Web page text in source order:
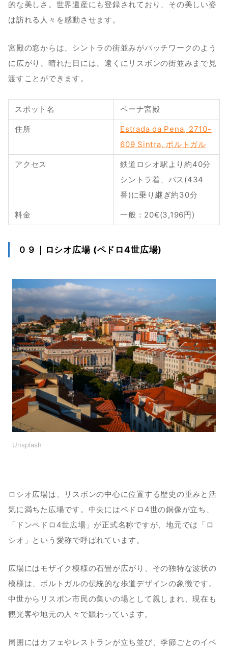
的な美しさ。世界遺産にも登録されており、その美しい姿
は訪れる人々を感動させます。
宮殿の窓からは、シントラの街並みがパッチワークのよう
に広がり、晴れた日には、遠くにリスボンの街並みまで見
渡すことができます。
スポット名 ペーナ宮殿
住所
Estrada da Pena, 2710-
609 Sintra, ポルトガル
アクセス
鉄道ロシオ駅より約40分
シントラ着、バス(434
番)に乗り継ぎ約30分
料金 一般：20€(3,196円)
０９｜ロシオ広場 (ペドロ4世広場)
Unsplash
ロシオ広場は、リスボンの中心に位置する歴史の重みと活
気に満ちた広場です。中央にはペドロ4世の銅像が立ち、
「ドンペドロ4世広場」が正式名称ですが、地元では「ロ
シオ」という愛称で呼ばれています。
広場にはモザイク模様の石畳が広がり、その独特な波状の
模様は、ポルトガルの伝統的な歩道デザインの象徴です。
中世からリスボン市民の集いの場として親しまれ、現在も
観光客や地元の人々で賑わっています。
周囲にはカフェやレストランが立ち並び、季節ごとのイベ